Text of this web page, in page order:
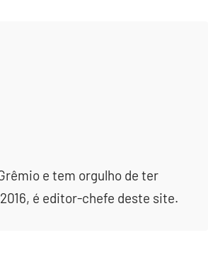
e tem orgulho de ter
é editor-chefe deste site.